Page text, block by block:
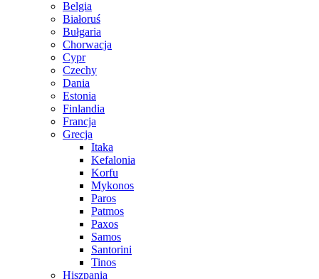
Belgia
Białoruś
Bułgaria
Chorwacja
Cypr
Czechy
Dania
Estonia
Finlandia
Francja
Grecja
Itaka
Kefalonia
Korfu
Mykonos
Paros
Patmos
Paxos
Samos
Santorini
Tinos
Hiszpania